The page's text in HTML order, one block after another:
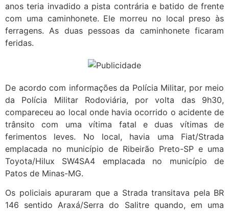
anos teria invadido a pista contrária e batido de frente
com uma caminhonete. Ele morreu no local preso às
ferragens. As duas pessoas da caminhonete ficaram
feridas.
De acordo com informações da Polícia Militar, por meio
da Polícia Militar Rodoviária, por volta das 9h30,
compareceu ao local onde havia ocorrido o acidente de
trânsito com uma vítima fatal e duas vítimas de
ferimentos leves. No local, havia uma Fiat/Strada
emplacada no município de Ribeirão Preto-SP e uma
Toyota/Hilux SW4SA4 emplacada no município de
Patos de Minas-MG.
Os policiais apuraram que a Strada transitava pela BR
146 sentido Araxá/Serra do Salitre quando, em uma